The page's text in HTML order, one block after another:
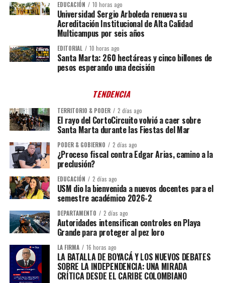
EDUCACIÓN 10 horas ago
Universidad Sergio Arboleda renueva su
Acreditación Institucional de Alta Calidad
Multicampus por seis años
EDITORIAL 10 horas ago
Santa Marta: 260 hectáreas y cinco billones de
pesos esperando una decisión
TENDENCIA
TERRITORIO & PODER 2 días ago
El rayo del CortoCircuito volvió a caer sobre
Santa Marta durante las Fiestas del Mar
PODER & GOBIERNO 2 días ago
¿Proceso fiscal contra Edgar Arias, camino a la
preclusión?
EDUCACIÓN 2 días ago
USM dio la bienvenida a nuevos docentes para el
semestre académico 2026-2
DEPARTAMENTO 2 días ago
Autoridades intensifican controles en Playa
Grande para proteger al pez loro
LA FIRMA 16 horas ago
LA BATALLA DE BOYACÁ Y LOS NUEVOS DEBATES
SOBRE LA INDEPENDENCIA: UNA MIRADA
CRÍTICA DESDE EL CARIBE COLOMBIANO